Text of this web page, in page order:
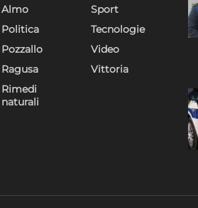
Almo
Politica
Pozzallo
Ragusa
Rimedi
naturali
Sport
Tecnologie
Video
Vittoria